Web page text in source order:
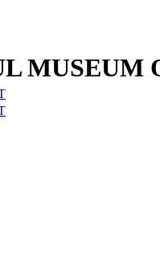
MUSEUM